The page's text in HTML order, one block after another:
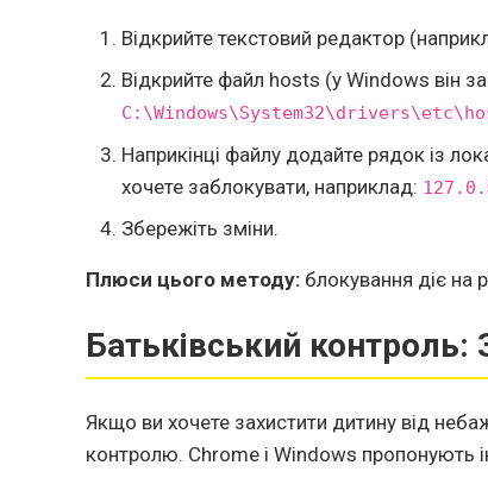
Відкрийте текстовий редактор
Відкрийте файл hosts (у Windows він
Наприкінці файлу додайте рядок із
хочете заблокувати, наприклад:
Збережіть зміни.
Плюси цього методу: блокування діє на
Батьківський контроль:
Якщо ви хочете захистити дитину від
контролю. Chrome і Windows пропонують